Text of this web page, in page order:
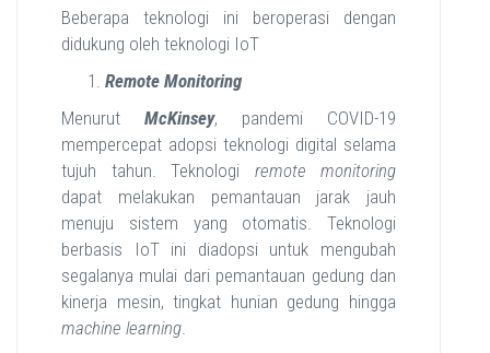
Beberapa teknologi ini beroperasi dengan
didukung oleh teknologi IoT
Remote Monitoring
Menurut McKinsey, pandemi COVID-19
mempercepat adopsi teknologi digital selama
tujuh tahun. Teknologi remote monitoring
dapat melakukan pemantauan jarak jauh
menuju sistem yang otomatis. Teknologi
berbasis IoT ini diadopsi untuk mengubah
segalanya mulai dari pemantauan gedung dan
kinerja mesin, tingkat hunian gedung hingga
machine learning.